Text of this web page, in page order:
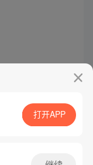
打开APP
5